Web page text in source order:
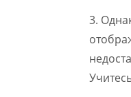
3.